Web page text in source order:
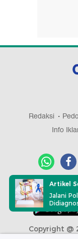
Redaksi
Info
Copyright @
Artikel
Jalani